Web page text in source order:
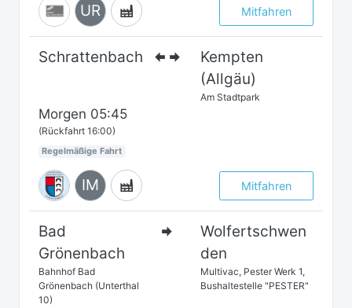
UR Mitfahren
Schrattenbach
Kempten
(Allgäu)
Am Stadtpark
Morgen 05:45
(Rückfahrt 16:00)
Regelmäßige Fahrt
IM Mitfahren
Bad
Grönenbach
Bahnhof Bad
Grönenbach (Unterthal
10)
Wolfertschwen
den
Multivac, Pester Werk 1,
Bushaltestelle "PESTER"